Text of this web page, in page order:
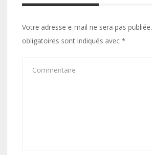
Votre adresse e-mail ne sera pas publiée.
obligatoires sont indiqués avec *